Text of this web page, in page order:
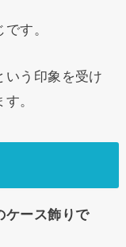
す。
いう印象を受け
。
ケース飾りで